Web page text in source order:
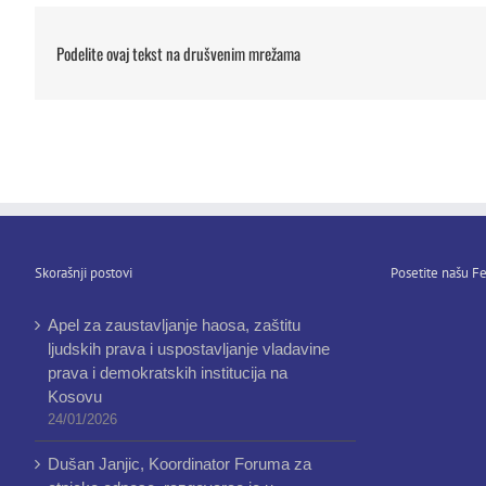
Podelite ovaj tekst na drušvenim mrežama
Skorašnji postovi
Apel za zaustavljanje haosa, zaštitu
ljudskih prava i uspostavljanje vladavine
prava i demokratskih institucija na
Kosovu
24/01/2026
Dušan Janjic, Koordinator Foruma za
Posetite našu